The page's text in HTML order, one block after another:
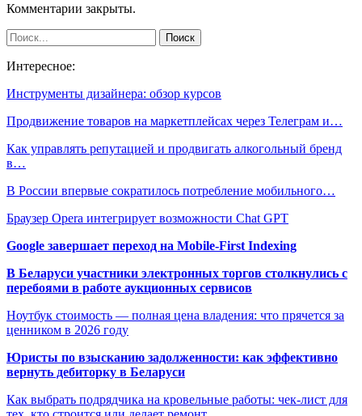
Комментарии закрыты.
Интересное:
Инструменты дизайнера: обзор курсов
Продвижение товаров на маркетплейсах через Телеграм и…
Как управлять репутацией и продвигать алкогольный бренд
в…
В России впервые сократилось потребление мобильного…
Браузер Opera интегрирует возможности Chat GPT
Google завершает переход на Mobile-First Indexing
В Беларуси участники электронных торгов столкнулись с
перебоями в работе аукционных сервисов
Ноутбук стоимость — полная цена владения: что прячется за
ценником в 2026 году
Юристы по взысканию задолженности: как эффективно
вернуть дебиторку в Беларуси
Как выбрать подрядчика на кровельные работы: чек-лист для